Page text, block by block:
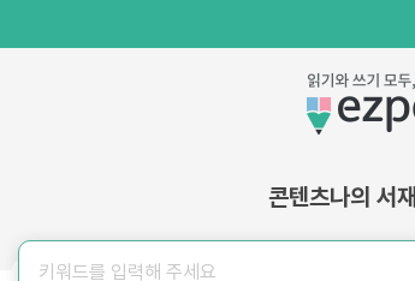
콘텐츠나의 서재